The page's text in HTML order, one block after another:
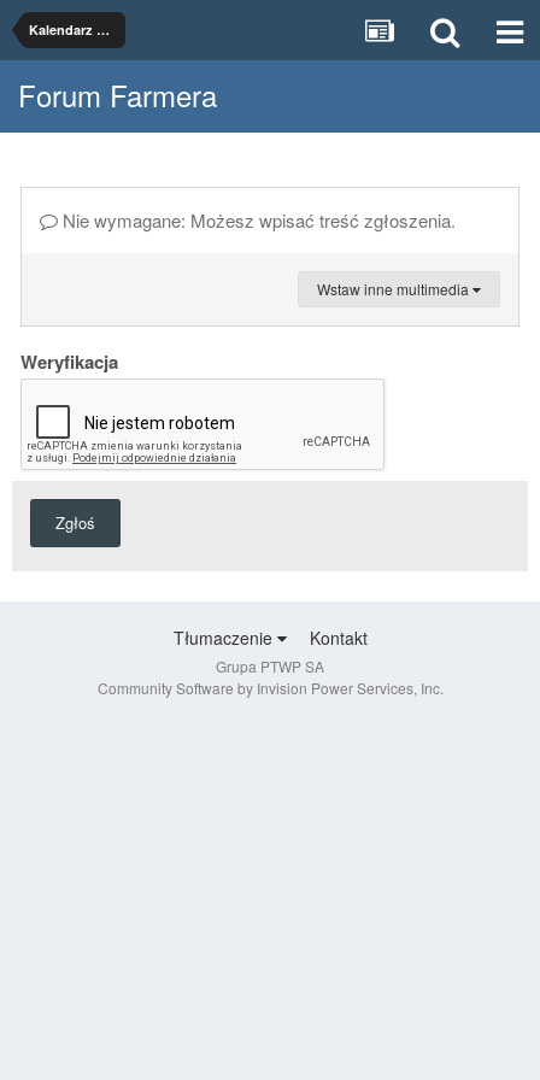
Kalendarz Księżycowy
Forum Farmera
Nie wymagane: Możesz wpisać treść zgłoszenia.
Wstaw inne multimedia
Weryfikacja
Zgłoś
Tłumaczenie Kontakt
Grupa PTWP SA
Community Software by Invision Power Services, Inc.